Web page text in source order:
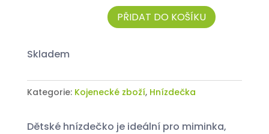
byla:
1.490 Kč.
je:
1.340 Kč.
množství
PŘIDAT DO KOŠÍKU
skladem
Kategorie: Kojenecké zboží, Hnízdečka
Dětské hnízdečko je ideální pro miminka,